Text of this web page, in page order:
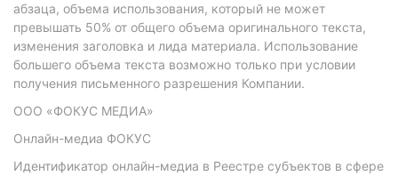
абзаца, объема использования, который не может
превышать 50% от общего объема оригинального текста,
изменения заголовка и лида материала. Использование
большего объема текста возможно только при условии
получения письменного разрешения Компании.
ООО «ФОКУС МЕДИА»
Онлайн-медиа ФОКУС
Идентификатор онлайн-медиа в Реестре субъектов в сфере